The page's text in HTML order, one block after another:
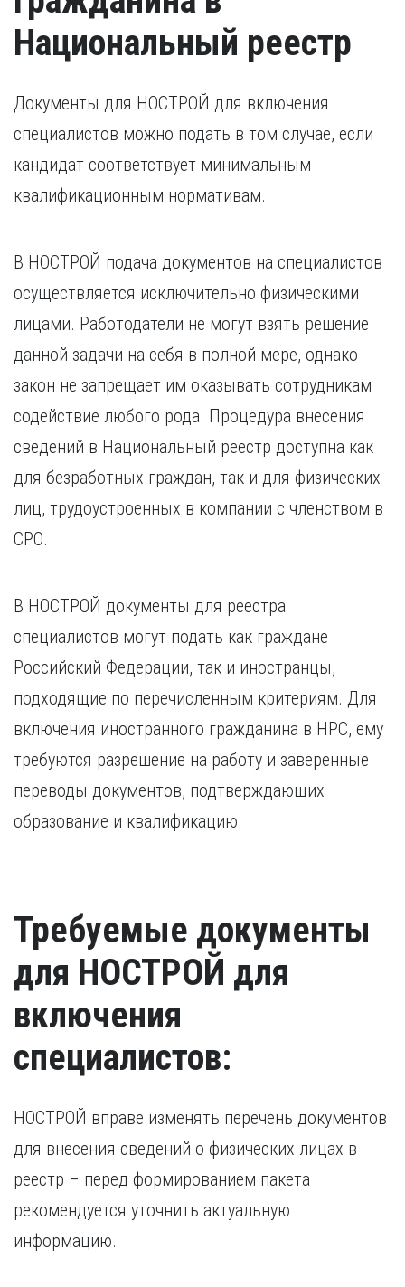
Национальный реестр
Документы для НОСТРОЙ для включения
специалистов можно подать в том случае, если
кандидат соответствует минимальным
квалификационным нормативам.
В НОСТРОЙ подача документов на специалистов
осуществляется исключительно физическими
лицами. Работодатели не могут взять решение
данной задачи на себя в полной мере, однако
закон не запрещает им оказывать сотрудникам
содействие любого рода. Процедура внесения
сведений в Национальный реестр доступна как
для безработных граждан, так и для физических
лиц, трудоустроенных в компании с членством в
СРО.
В НОСТРОЙ документы для реестра
специалистов могут подать как граждане
Российский Федерации, так и иностранцы,
подходящие по перечисленным критериям. Для
включения иностранного гражданина в НРС, ему
требуются разрешение на работу и заверенные
переводы документов, подтверждающих
образование и квалификацию.
Требуемые документы
для НОСТРОЙ для
включения
специалистов:
НОСТРОЙ вправе изменять перечень документов
для внесения сведений о физических лицах в
реестр – перед формированием пакета
рекомендуется уточнить актуальную
информацию.